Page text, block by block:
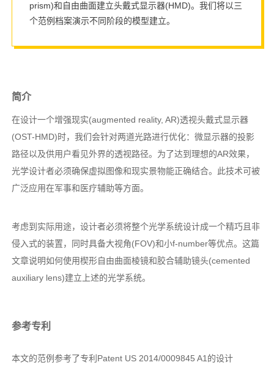
prism)和自由曲面建立头戴式显示器(HMD)。我们将以三
个范例档案演示不同阶段的模型建立。
简介
在设计一个增强现实(augmented reality, AR)透视头戴式显示器
(OST-HMD)时，我们会针对两道光路进行优化：微显示器的投影
路径以及供用户看见外界的透视路径。为了达到理想的AR效果，
光学设计者必须确保虚拟图像和现实景物能正确结合。此技术可被
广泛应用在军事和医疗辅助等方面。
考虑到实际用途，设计者必须将整个光学系统设计成一个精巧且非
侵入式的装置，同时具备大视角(FOV)和小f-number等优点。这篇
文章说明如何使用楔形自由曲面棱镜和胶合辅助镜头(cemented
auxiliary lens)建立上述的光学系统。
参考专利
本文的范例参考了专利Patent US 2014/0009845 A1的设计